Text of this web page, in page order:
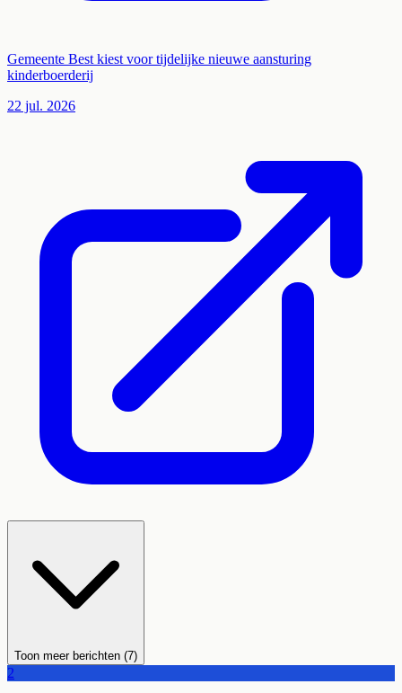
Gemeente Best kiest voor tijdelijke nieuwe aansturing
kinderboerderij
22 jul. 2026
Toon meer berichten (7)
2